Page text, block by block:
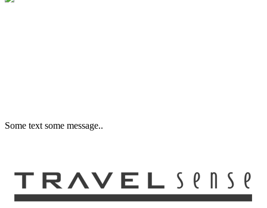
Some text some message..